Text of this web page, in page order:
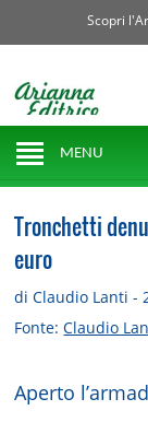
Scopri
MENU
Tronchetti
euro
di Claudio Lanti -
Fonte:Claudio
Aperto